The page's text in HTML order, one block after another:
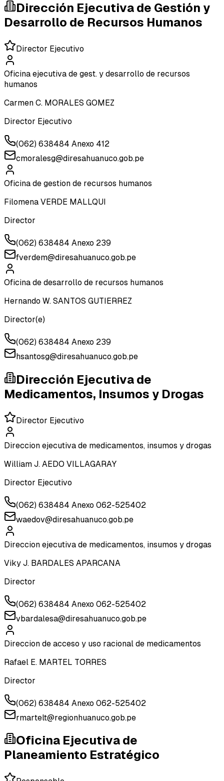
Dirección Ejecutiva de Gestión y
Desarrollo de Recursos Humanos
Director Ejecutivo
Oficina ejecutiva de gest. y desarrollo de recursos
humanos
Carmen C. MORALES GOMEZ
Director Ejecutivo
(062) 638484 Anexo 412
cmoralesg@diresahuanuco.gob.pe
Oficina de gestion de recursos humanos
Filomena VERDE MALLQUI
Director
(062) 638484 Anexo 239
fverdem@diresahuanuco.gob.pe
Oficina de desarrollo de recursos humanos
Hernando W. SANTOS GUTIERREZ
Director(e)
(062) 638484 Anexo 239
hsantosg@diresahuanuco.gob.pe
Dirección Ejecutiva de
Medicamentos, Insumos y Drogas
Director Ejecutivo
Direccion ejecutiva de medicamentos, insumos y drogas
William J. AEDO VILLAGARAY
Director Ejecutivo
(062) 638484 Anexo 062-525402
waedov@diresahuanuco.gob.pe
Direccion ejecutiva de medicamentos, insumos y drogas
Viky J. BARDALES APARCANA
Director
(062) 638484 Anexo 062-525402
vbardalesa@diresahuanuco.gob.pe
Direccion de acceso y uso racional de medicamentos
Rafael E. MARTEL TORRES
Director
(062) 638484 Anexo 062-525402
rmartelt@regionhuanuco.gob.pe
Oficina Ejecutiva de
Planeamiento Estratégico